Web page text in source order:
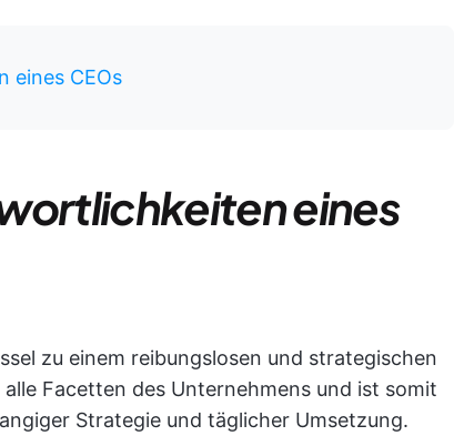
eines CEOs
eines
zu einem reibungslosen und strategischen
Facetten des Unternehmens und ist somit
Strategie und täglicher Umsetzung.